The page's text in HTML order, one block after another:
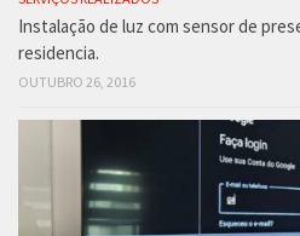
Instalação de luz com sensor de
residencia.
OUTUBRO 26, 2016